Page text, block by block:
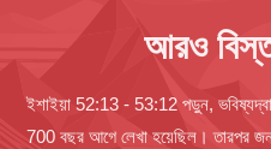
আরও
ইশাইয়া 52:13 - 53:12 পড়ুন,
700 বছর আগে লেখা হয়েছিল। তারপর